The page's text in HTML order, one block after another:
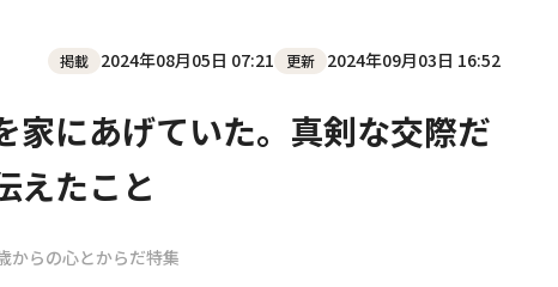
掲載 2024年08月05日 07:21 更新 2024年09月03日 16:52
家にあげていた。真剣な交際だ
えたこと
からの心とからだ特集